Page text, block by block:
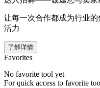
让每一次合作都成为行业
活力
了解详情
Favorites
No favorite tool yet
For quick access to favorite